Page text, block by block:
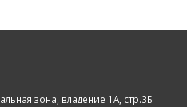
зона, владение 1А, стр.3Б